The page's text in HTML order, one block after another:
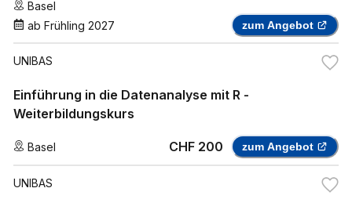
Basel
ab Frühling 2027 zum Angebot
UNIBAS
Einführung in die Datenanalyse mit R -
Weiterbildungskurs
Basel CHF 200 zum Angebot
UNIBAS